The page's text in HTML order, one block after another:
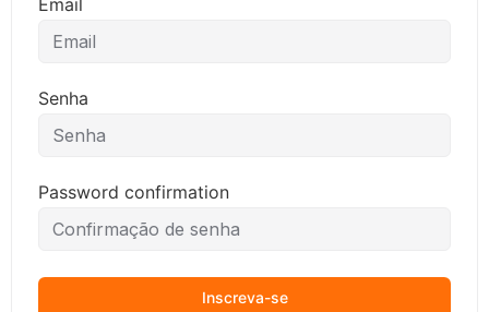
Email
Senha
Password confirmation
Inscreva-se